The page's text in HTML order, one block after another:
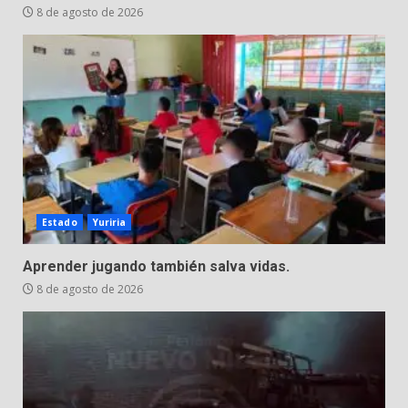
8 de agosto de 2026
Estado Yuriria
Aprender jugando también salva vidas.
8 de agosto de 2026